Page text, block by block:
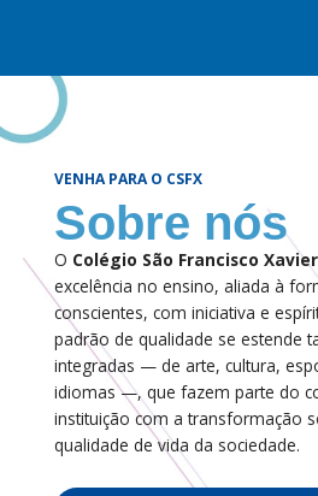
VENHA PARA O CSFX
Sobre nós
O Colégio São Francisco Xavier
excelência no ensino, aliada à
conscientes, com iniciativa e
padrão de qualidade se estende
integradas — de arte, cultura,
idiomas —, que fazem parte do
instituição com a transformação
qualidade de vida da sociedade.